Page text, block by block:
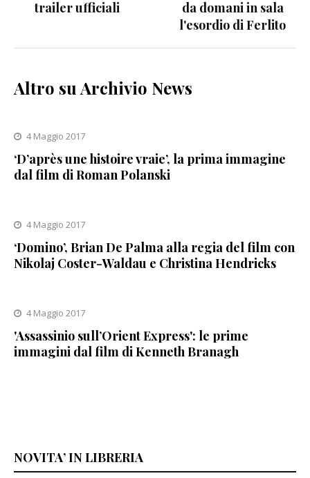
trailer ufficiali
da domani in sala
l'esordio di Ferlito
Altro su Archivio News
4 Maggio 2017
‘D’après une histoire vraie’, la prima immagine
dal film di Roman Polanski
4 Maggio 2017
‘Domino’, Brian De Palma alla regia del film con
Nikolaj Coster-Waldau e Christina Hendricks
4 Maggio 2017
'Assassinio sull’Orient Express': le prime
immagini dal film di Kenneth Branagh
NOVITA’ IN LIBRERIA